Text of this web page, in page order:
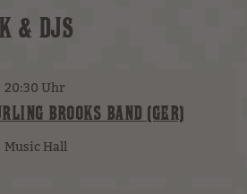
& DJS
20:30 Uhr
BROOKS BAND (GER)
Music Hall